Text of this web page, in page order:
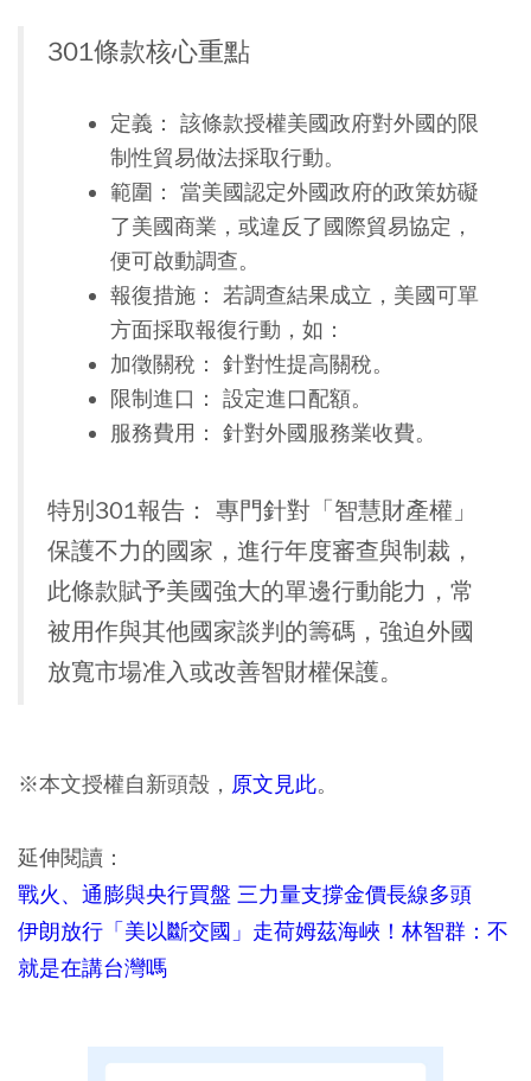
301條款核心重點
定義： 該條款授權美國政府對外國的限
制性貿易做法採取行動。
範圍： 當美國認定外國政府的政策妨礙
了美國商業，或違反了國際貿易協定，
便可啟動調查。
報復措施： 若調查結果成立，美國可單
方面採取報復行動，如：
加徵關稅： 針對性提高關稅。
限制進口： 設定進口配額。
服務費用： 針對外國服務業收費。
特別301報告： 專門針對「智慧財產權」
保護不力的國家，進行年度審查與制裁，
此條款賦予美國強大的單邊行動能力，常
被用作與其他國家談判的籌碼，強迫外國
放寬市場准入或改善智財權保護。
※本文授權自新頭殼， 原文見此。
延伸閱讀：
戰火、通膨與央行買盤 三力量支撐金價長線多頭
伊朗放行「美以斷交國」走荷姆茲海峽！林智群：不
就是在講台灣嗎